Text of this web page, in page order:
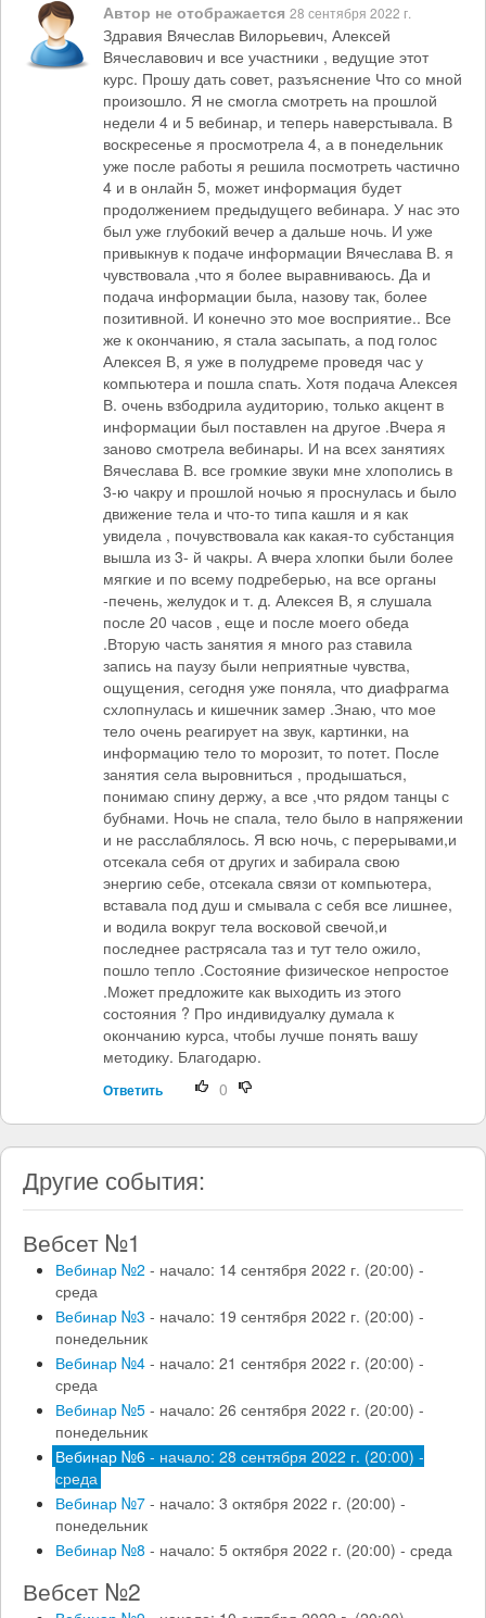
Автор не отображается 28 сентября 2022 г.
Здравия Вячеслав Вилорьевич, Алексей
Вячеславович и все участники , ведущие этот
курс. Прошу дать совет, разъяснение Что со мной
произошло. Я не смогла смотреть на прошлой
недели 4 и 5 вебинар, и теперь наверстывала. В
воскресенье я просмотрела 4, а в понедельник
уже после работы я решила посмотреть частично
4 и в онлайн 5, может информация будет
продолжением предыдущего вебинара. У нас это
был уже глубокий вечер а дальше ночь. И уже
привыкнув к подаче информации Вячеслава В. я
чувствовала ,что я более выравниваюсь. Да и
подача информации была, назову так, более
позитивной. И конечно это мое восприятие.. Все
же к окончанию, я стала засыпать, а под голос
Алексея В, я уже в полудреме проведя час у
компьютера и пошла спать. Хотя подача Алексея
В. очень взбодрила аудиторию, только акцент в
информации был поставлен на другое .Вчера я
заново смотрела вебинары. И на всех занятиях
Вячеслава В. все громкие звуки мне хлополись в
3-ю чакру и прошлой ночью я проснулась и было
движение тела и что-то типа кашля и я как
увидела , почувствовала как какая-то субстанция
вышла из 3- й чакры. А вчера хлопки были более
мягкие и по всему подреберью, на все органы
-печень, желудок и т. д. Алексея В, я слушала
после 20 часов , еще и после моего обеда
.Вторую часть занятия я много раз ставила
запись на паузу были неприятные чувства,
ощущения, сегодня уже поняла, что диафрагма
схлопнулась и кишечник замер .Знаю, что мое
тело очень реагирует на звук, картинки, на
информацию тело то морозит, то потет. После
занятия села выровниться , продышаться,
понимаю спину держу, а все ,что рядом танцы с
бубнами. Ночь не спала, тело было в напряжении
и не расслаблялось. Я всю ночь, с перерывами,и
отсекала себя от других и забирала свою
энергию себе, отсекала связи от компьютера,
вставала под душ и смывала с себя все лишнее,
и водила вокруг тела восковой свечой,и
последнее растрясала таз и тут тело ожило,
пошло тепло .Состояние физическое непростое
.Может предложите как выходить из этого
состояния ? Про индивидуалку думала к
окончанию курса, чтобы лучше понять вашу
методику. Благодарю.
Ответить 0
Другие события:
Вебсет №1
Вебинар №2 - начало: 14 сентября 2022 г. (20:00) -
среда
Вебинар №3 - начало: 19 сентября 2022 г. (20:00) -
понедельник
Вебинар №4 - начало: 21 сентября 2022 г. (20:00) -
среда
Вебинар №5 - начало: 26 сентября 2022 г. (20:00) -
понедельник
Вебинар №6 - начало: 28 сентября 2022 г. (20:00) -
среда
Вебинар №7 - начало: 3 октября 2022 г. (20:00) -
понедельник
Вебинар №8 - начало: 5 октября 2022 г. (20:00) - среда
Вебсет №2